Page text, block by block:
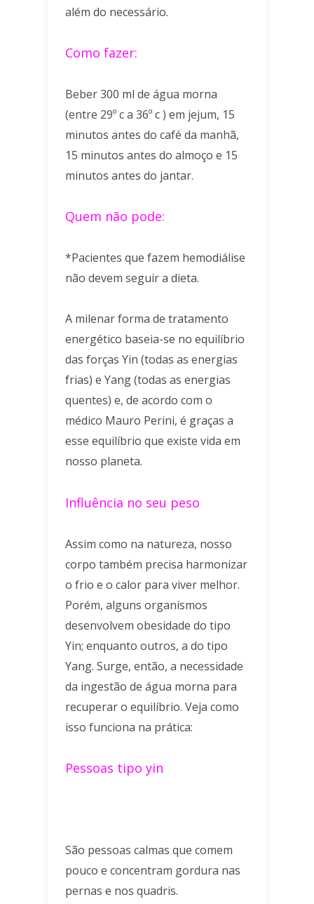
além do necessário.
Como fazer:
Beber 300 ml de água morna
(entre 29º c a 36º c ) em jejum, 15
minutos antes do café da manhã,
15 minutos antes do almoço e 15
minutos antes do jantar.
Quem não pode:
*Pacientes que fazem hemodiálise
não devem seguir a dieta.
A milenar forma de tratamento
energético baseia-se no equilíbrio
das forças Yin (todas as energias
frias) e Yang (todas as energias
quentes) e, de acordo com o
médico Mauro Perini, é graças a
esse equilíbrio que existe vida em
nosso planeta.
Influência no seu peso
Assim como na natureza, nosso
corpo também precisa harmonizar
o frio e o calor para viver melhor.
Porém, alguns organismos
desenvolvem obesidade do tipo
Yin; enquanto outros, a do tipo
Yang. Surge, então, a necessidade
da ingestão de água morna para
recuperar o equilíbrio. Veja como
isso funciona na prática:
Pessoas tipo yin
São pessoas calmas que comem
pouco e concentram gordura nas
pernas e nos quadris.